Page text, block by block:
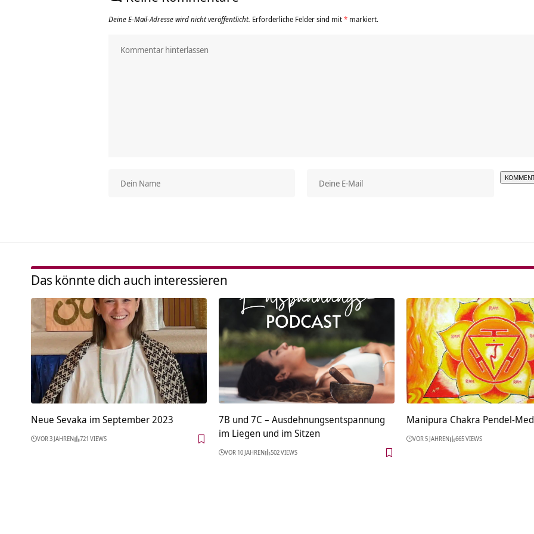
Deine E-Mail-Adresse wird nicht veröffentlicht. Erforderliche Felder sind mit* markiert.
Das könnte dich auch interessieren
Neue Sevaka im September 2023
VOR 3 JAHREN 721 VIEWS
7B und 7C – Ausdehnungsentspannung
im Liegen und im Sitzen
VOR 10 JAHREN 502 VIEWS
Manipura Chakra Pendel-
VOR 5 JAHREN 665 VIEWS